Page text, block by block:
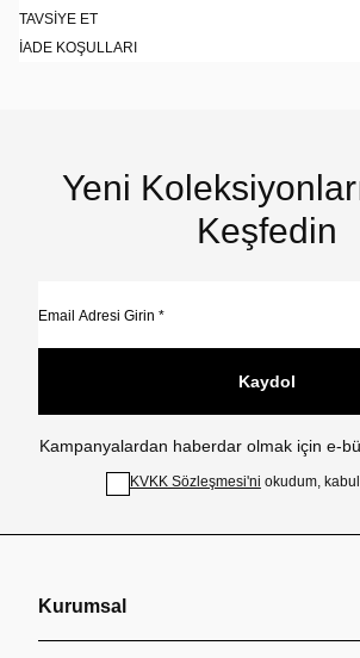
TAVSIYE ET
İADE KOŞULLARI
Yeni
Keşfedin
Kaydol
Kampanyalardan haberdar olmak için e-
KVKK Sözleşmesi'ni okudum,
Kurumsal